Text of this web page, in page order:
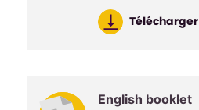
Télécharger
English booklet